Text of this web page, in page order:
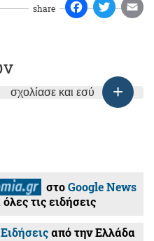
share
σχολίασε και εσύ
στοGoogle News
τις ειδήσεις
Ειδήσειςαπό την Ελλάδα